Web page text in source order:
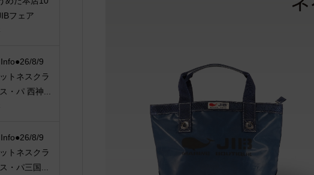
フェア
8/9
トネスクラ
・パ 西神...
8/9
トネスクラ
・パ三国...